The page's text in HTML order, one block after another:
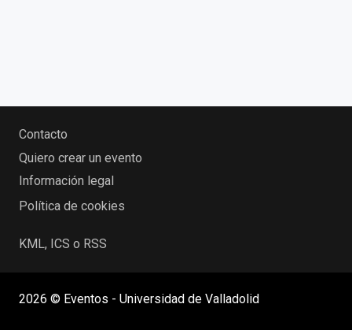
Contacto
Quiero crear un evento
Información legal
Política de cookies
KML, ICS o RSS
2026 © Eventos - Universidad de Valladolid